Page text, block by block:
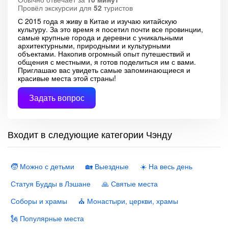
Провёл экскурсии для 52 туристов
С 2015 года я живу в Китае и изучаю китайскую
культуру. За это время я посетил почти все провинции,
самые крупные города и деревни с уникальными
архитектурными, природными и культурными
объектами. Накопив огромный опыт путешествий и
общения с местными, я готов поделиться им с вами.
Приглашаю вас увидеть самые запоминающиеся и
красивые места этой страны!
Задать вопрос
Входит в следующие категории Чэнду
🧒 Можно с детьми 🏡 Выездные
☀️ На весь день
Статуя Будды в Лэшане
🙏 Святые места
Соборы и храмы
⛪️ Монастыри, церкви, храмы
🗽 Популярные места